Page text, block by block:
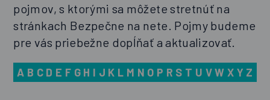
pojmov, s ktorými sa môžete stretnúť na
stránkach Bezpečne na nete. Pojmy budeme
pre vás priebežne dopĺňať a aktualizovať.
A B C D E F G H I J K L M N O P R S T U VW X Y Z